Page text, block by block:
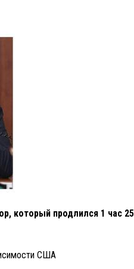
который продлился 1 час
США